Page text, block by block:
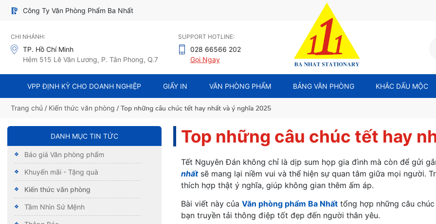
Công Ty Văn Phòng Phẩm Ba Nhất
CHI NHÁNH:
TP. Hồ Chí Minh
Hẻm 515 Lê Văn Lương, P. Tân Phong, Q.7
SUPPORT HOTLINE:
028 66566 202
Gọi Ngay
VPP ĐỊNH KỲ CHO DOANH NGHIỆP GIẤY IN VĂN PHÒNG PHẨM BẢNG VĂN PHÒNG KHẮC DẤU MỘC
Trang chủ / Kiến thức văn phòng / Top những câu chúc tết hay nhất và ý nghĩa 2025
DANH MỤC TIN TỨC
Báo giá Văn phòng phẩm
Khuyến mãi - Tặng quà
Kiến thức văn phòng
Tầm Nhìn Sứ Mệnh
Top những câu chúc tết hay
Tết Nguyên Đán không chỉ là dịp sum họp gia đình mà còn để gửi
nhấtsẽ mang lại niềm vui và thể hiện sự quan tâm giữa mọi người.
thích hợp thật ý nghĩa, giúp không gian thêm ấm áp.
Bài viết này của Văn phòng phẩm Ba Nhấttổng hợp những câu
bạn truyền tải thông điệp tốt đẹp đến người thân yêu.